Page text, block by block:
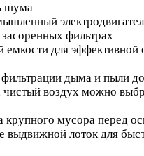
шума
фильтрах
для эффективной
дыма и пыли
воздух можно
крупного мусора перед
выдвижной лоток для